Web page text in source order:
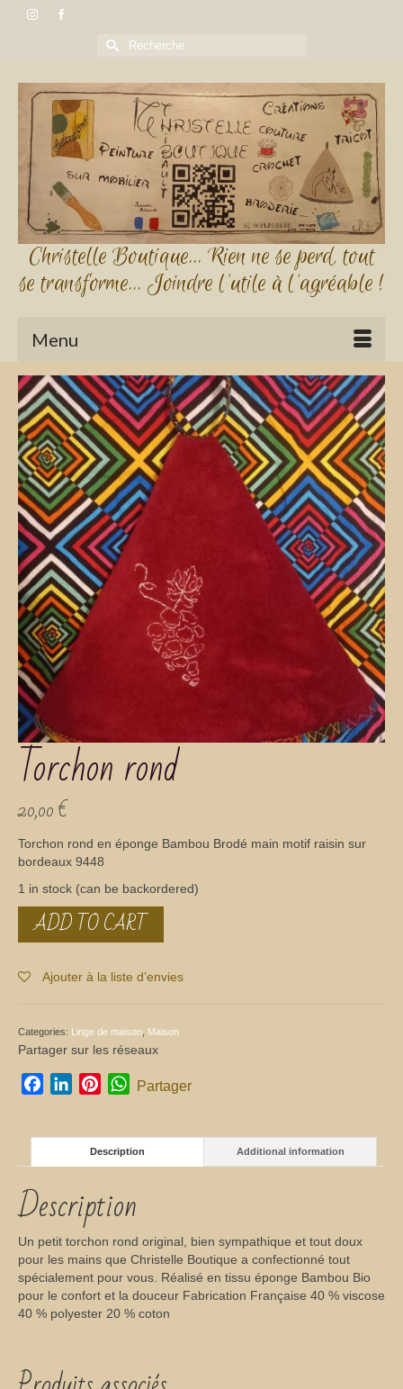
Rechercher :
Christelle Boutique... Rien ne se perd, tout
se transforme... Joindre l'utile à l'agréable !
Menu
Torchon rond
20,00€
Torchon rond en éponge Bambou Brodé main motif raisin sur
bordeaux 9448
1 in stock (can be backordered)
Torchon
rondADD TO CART
Ajouter à la liste d’envies
Categories: Linge de maison Maison
Partager sur les réseaux
FacebookLinkedInPinterestWhatsApp
Partager
Description Additional information
Description
Un petit torchon rond original, bien sympathique et tout doux
pour les mains que Christelle Boutique a confectionné tout
spécialement pour vous. Réalisé en tissu éponge Bambou Bio
pour le confort et la douceur Fabrication Française 40 % viscose
40 % polyester 20 % coton